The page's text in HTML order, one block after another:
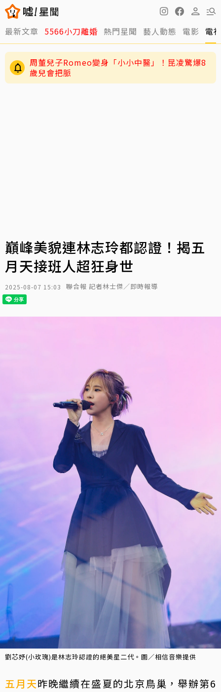
最新文章 5566小刀離婚 熱門星聞 藝人動態 電影 電
周董兒子Romeo變身「小小中醫」！昆凌驚爆8
歲兒會把脈
巔峰美貌連林志玲都認證！揭五
月天接班人超狂身世
2025-08-07 15:03 聯合報 記者林士傑／即時報導
劉芯妤(小玫瑰)是林志玲認證的絕美星二代。圖／相信音樂提供
五月天昨晚繼續在盛夏的北京鳥巢，舉辦第6